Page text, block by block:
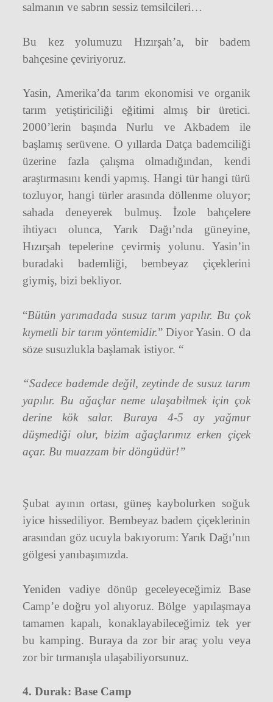
salmanın ve sabrın sessiz temsilcileri…
Bu kez yolumuzu Hızırşah’a, bir badem
bahçesine çeviriyoruz.
Yasin, Amerika’da tarım ekonomisi ve organik
tarım yetiştiriciliği eğitimi almış bir üretici.
2000’lerin başında Nurlu ve Akbadem ile
başlamış serüvene. O yıllarda Datça bademciliği
üzerine fazla çalışma olmadığından, kendi
araştırmasını kendi yapmış. Hangi tür hangi türü
tozluyor, hangi türler arasında döllenme oluyor;
sahada deneyerek bulmuş. İzole bahçelere
ihtiyacı olunca, Yarık Dağı’nda güneyine,
Hızırşah tepelerine çevirmiş yolunu. Yasin’in
buradaki bademliği, bembeyaz çiçeklerini
giymiş, bizi bekliyor.
“Bütün yarımadada susuz tarım yapılır. Bu çok
kıymetli bir tarım yöntemidir.” Diyor Yasin. O da
söze susuzlukla başlamak istiyor. “
“Sadece bademde değil, zeytinde de susuz tarım
yapılır. Bu ağaçlar neme ulaşabilmek için çok
derine kök salar. Buraya 4-5 ay yağmur
düşmediği olur, bizim ağaçlarımız erken çiçek
açar. Bu muazzam bir döngüdür!”
Şubat ayının ortası, güneş kaybolurken soğuk
iyice hissediliyor. Bembeyaz badem çiçeklerinin
arasından göz ucuyla bakıyorum: Yarık Dağı’nın
gölgesi yanıbaşımızda.
Yeniden vadiye dönüp geceleyeceğimiz Base
Camp’e doğru yol alıyoruz. Bölge yapılaşmaya
tamamen kapalı, konaklayabileceğimiz tek yer
bu kamping. Buraya da zor bir araç yolu veya
zor bir tırmanışla ulaşabiliyorsunuz.
4. Durak: Base Camp